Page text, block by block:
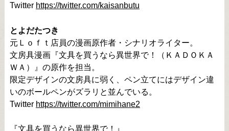
Twitter https://twitter.com/kaisanbutu
とよだたつき
元Ｌｏｆｔ店員の漫画原作者・シナリオライター。
文房具漫画『文具を買うなら異世界で！（ＫＡＤＯＫＡ
ＷＡ）』の原作を担当。
限定デザインの文房具に弱く、ペン立てにはデザイン違
いのボールペンがズラリと並んでいる。
Twitter https://twitter.com/mimihane2
『文具を買うなら異世界で！』